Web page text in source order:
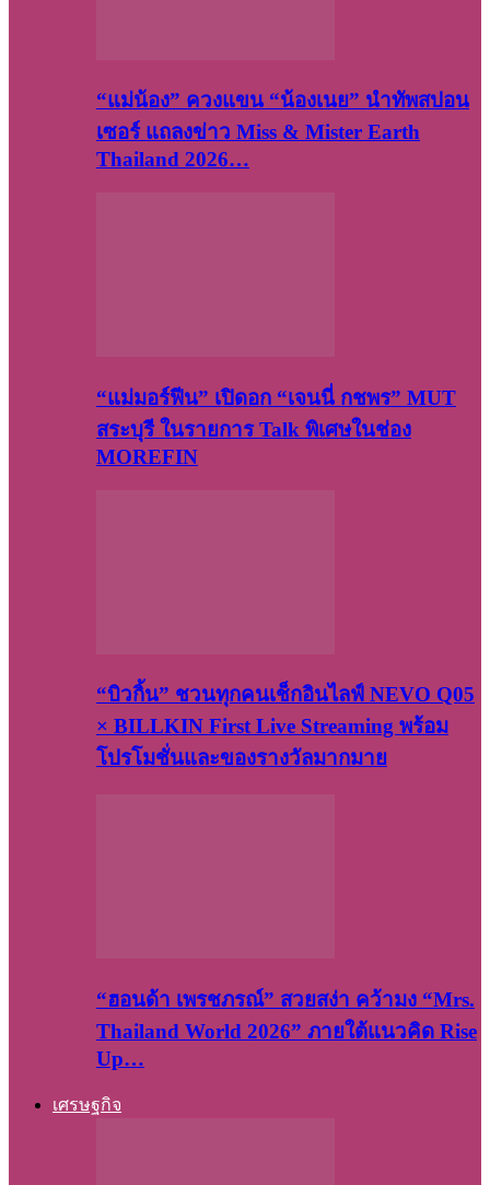
“แม่น้อง” ควงแขน “น้องเนย” นำทัพสปอน
เซอร์ แถลงข่าว Miss & Mister Earth
Thailand 2026…
“แม่มอร์ฟีน” เปิดอก “เจนนี่ กชพร” MUT
สระบุรี ในรายการ Talk พิเศษในช่อง
MOREFIN
“บิวกิ้น” ชวนทุกคนเช็กอินไลฟ์ NEVO Q05
× BILLKIN First Live Streaming พร้อม
โปรโมชั่นและของรางวัลมากมาย
“ฮอนด้า เพรชภรณ์” สวยสง่า คว้ามง “Mrs.
Thailand World 2026” ภายใต้แนวคิด Rise
Up…
เศรษฐกิจ